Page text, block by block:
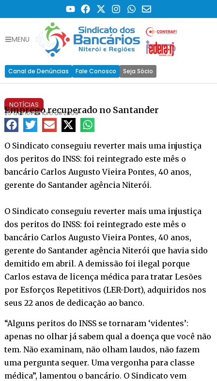
MENU
Canal de Denúncias Fale Conosco Seja Sócio
NOTÍCIAS
Emprego recuperado no Santander
25 de novembro de 2009
O Sindicato conseguiu reverter mais uma injustiça
dos peritos do INSS: foi reintegrado este mês o
bancário Carlos Augusto Vieira Pontes, 40 anos,
gerente do Santander agência Niterói.
O Sindicato conseguiu reverter mais uma injustiça
dos peritos do INSS: foi reintegrado este mês o
bancário Carlos Augusto Vieira Pontes, 40 anos,
gerente do Santander agência Niterói que havia sido
demitido em abril. A demissão foi ilegal porque
Carlos estava de licença médica para tratar Lesões
por Esforços Repetitivos (LER-Dort), adquiridos nos
seus 22 anos de dedicação ao banco.
“Alguns peritos do INSS se tornaram ‘videntes’:
apenas no olhar já sabem qual a doença que você não
tem. Não examinam, não olham laudos, não fazem
uma pergunta sequer. Uma vergonha para classe
médica”, lamentou o bancário. O Sindicato vem